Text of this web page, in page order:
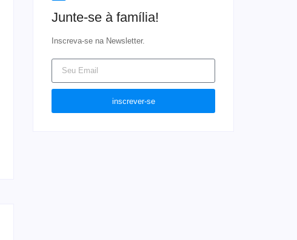
Junte-se à família!
Inscreva-se na Newsletter.
inscrever-se